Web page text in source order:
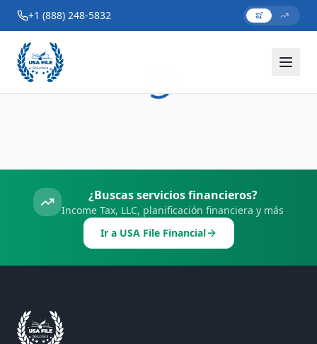
+1 (888) 248-5832
¿Buscas servicios financieros?
Income Tax, LLC, planificación financiera y más
Ir a USA File Financial